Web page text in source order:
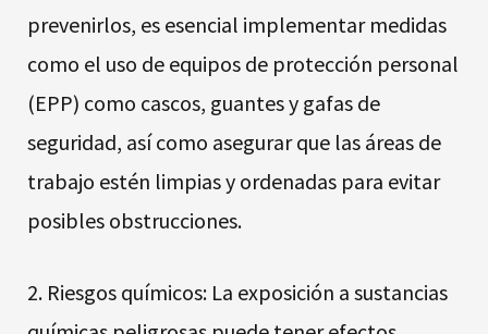
prevenirlos, es esencial implementar medidas
como el uso de equipos de protección personal
(EPP) como cascos, guantes y gafas de
seguridad, así como asegurar que las áreas de
trabajo estén limpias y ordenadas para evitar
posibles obstrucciones.
2. Riesgos químicos: La exposición a sustancias